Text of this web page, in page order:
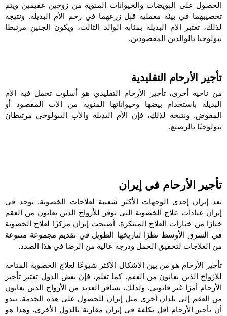
الحصول على البويضات والحيوانات المنوية من زوجين عقيمين ويتم
تخصيبهما في بيئة معملية قبل زرعهما في رحم الأم البديلة. ونتيجة
لذلك، تعتبر الأم البديلة بمثابة الوالد الثالث، ويكون الجنين مرتبطا
بيولوجيا بالوالدين المقصودين.
تأجير الأرحام التقليدية
من ناحية أخرى، تأجير الأرحام التقليدي هو أسلوب تحمل فيه الأم
البديلة باستخدام بيضها وحيواناتها المنوية من الأب المقصود أو
المفوض. ونتيجة لذلك، فإن الأم البديلة والأب البيولوجي مرتبطان
بيولوجيًا بالرضيع.
تأجير الأرحام في إيران
تعد إيران إحدى الوجهات الأكثر شعبية لعلاجات الخصوبة. توجد في
إيران عيادات علاج الخصوبة التي توفر للأزواج الذين يعانون من العقم
خيارًا من خيارات العلاج المبتكرة. أصبحت إيران مركزًا لعلاج الخصوبة
في الشرق الأوسط نظرًا لتاريخها الطويل في تقديم مجموعة متنوعة
من العلاجات لتحقيق الحمل ودرجة عالية من الرضا في هذا الصدد.
تأجير الأرحام هو من بين الأشكال الأكثر شيوعًا لعلاج الخصوبة المتاحة
للأزواج الذين يعانون من العقم. كما تعلم، فإن بعض الدول تعتبر تأجير
الأرحام أمرًا غير قانوني. ولذلك، يسافر العديد من الأزواج الذين يعانون
من العقم إلى بلدان أخرى مثل إيران للحصول على هذه الخدمة. يبدو
أن تأجير الأرحام أقل تكلفة في إيران مقارنة بالدول الأخرى، وهذا هو